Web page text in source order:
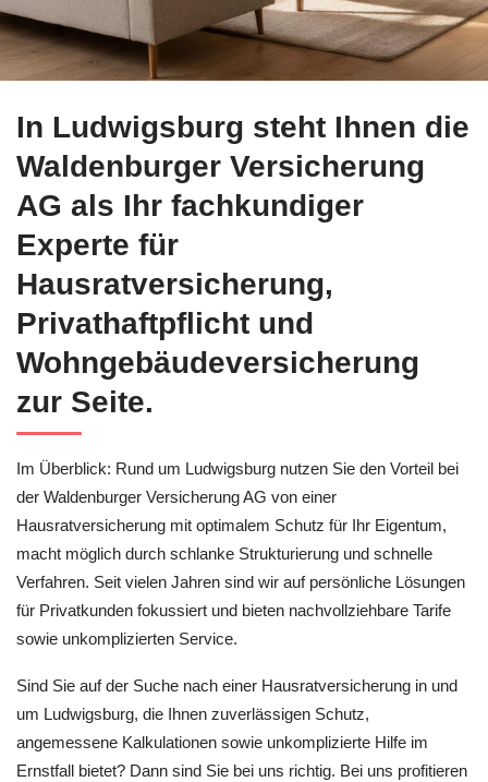
In Ludwigsburg steht Ihnen die
Waldenburger Versicherung
AG als Ihr fachkundiger
Experte für
Hausratversicherung,
Privathaftpflicht und
Wohngebäudeversicherung
zur Seite.
Im Überblick: Rund um Ludwigsburg nutzen Sie den Vorteil bei
der Waldenburger Versicherung AG von einer
Hausratversicherung mit optimalem Schutz für Ihr Eigentum,
macht möglich durch schlanke Strukturierung und schnelle
Verfahren. Seit vielen Jahren sind wir auf persönliche Lösungen
für Privatkunden fokussiert und bieten nachvollziehbare Tarife
sowie unkomplizierten Service.
Sind Sie auf der Suche nach einer Hausratversicherung in und
um Ludwigsburg, die Ihnen zuverlässigen Schutz,
angemessene Kalkulationen sowie unkomplizierte Hilfe im
Ernstfall bietet? Dann sind Sie bei uns richtig. Bei uns profitieren